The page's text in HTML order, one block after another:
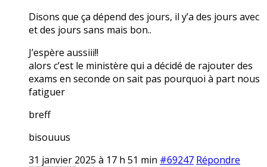
Disons que ça dépend des jours, il y’a des jours avec
et des jours sans mais bon..
J’espère aussiii!!
alors c’est le ministère qui a décidé de rajouter des
exams en seconde on sait pas pourquoi à part nous
fatiguer
breff
bisouuus
31 janvier 2025 à 17 h 51 min #69247 Répondre